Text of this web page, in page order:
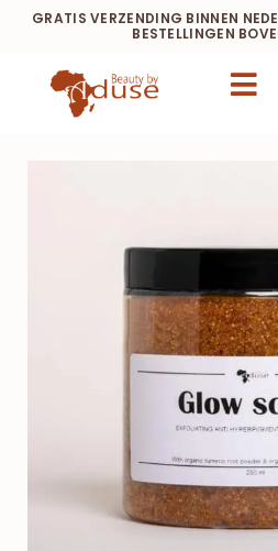
GRATIS VERZENDING BINNEN
BESTELLINGEN